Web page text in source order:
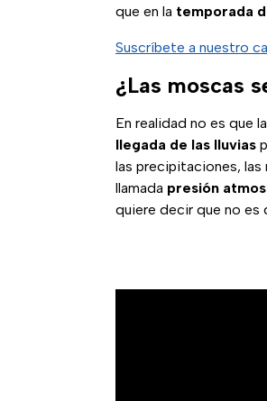
que en la temporada
Suscríbete a nuestro
¿Las moscas
En realidad no es que
llegada de las lluvias
las precipitaciones, las
llamada presión
quiere decir que no es